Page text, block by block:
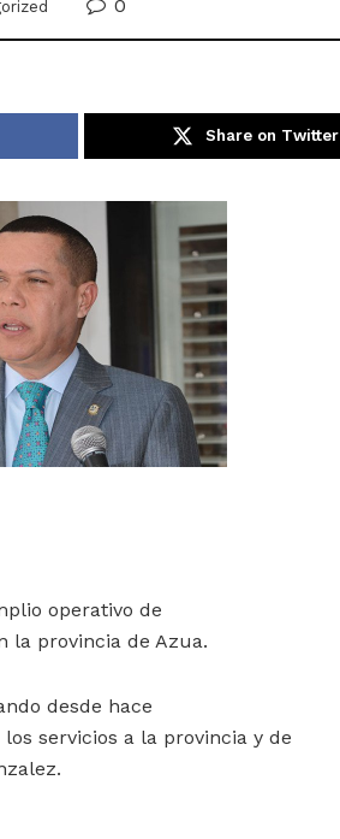
0
Share on Twitter
operativo de
la provincia de Azua.
desde hace
servicios a la provincia y de